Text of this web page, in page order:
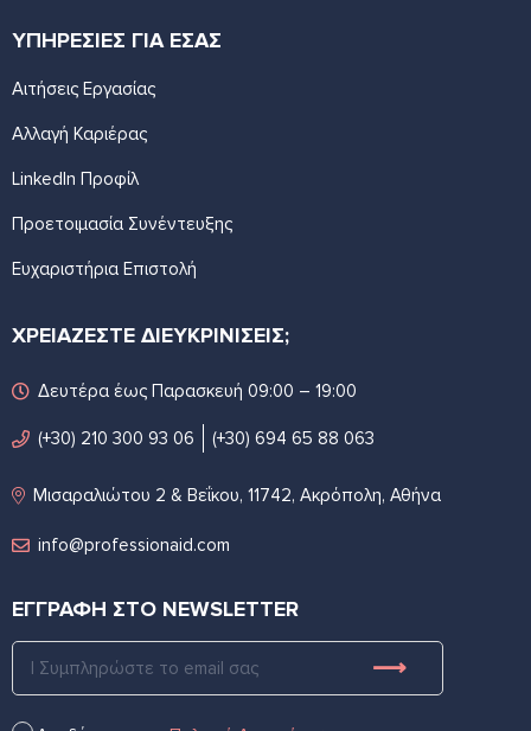
ΥΠΗΡΕΣΙΕΣ ΓΙΑ ΕΣΑΣ
Αιτήσεις Εργασίας
Αλλαγή Καριέρας
LinkedIn Προφίλ
Προετοιμασία Συνέντευξης
Ευχαριστήρια Επιστολή
ΧΡΕΙΑΖΕΣΤΕ ΔΙΕΥΚΡΙΝΙΣΕΙΣ;
Δευτέρα έως Παρασκευή 09:00 – 19:00
(+30) 210 300 93 06 (+30) 694 65 88 063
Μισαραλιώτου 2 & Βεΐκου, 11742, Ακρόπολη, Αθήνα
info@professionaid.com
ΕΓΓΡΑΦΗ ΣΤΟ NEWSLETTER